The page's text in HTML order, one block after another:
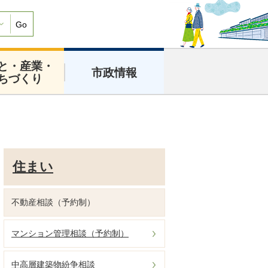
Go
・産業・
づくり
市政情報
住まい
不動産相談（予約制）
マンション管理相談（予約制）
中高層建築物紛争相談